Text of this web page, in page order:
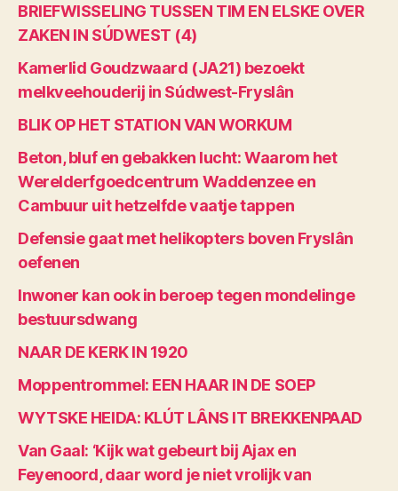
BRIEFWISSELING TUSSEN TIM EN ELSKE OVER
ZAKEN IN SÚDWEST (4)
Kamerlid Goudzwaard (JA21) bezoekt
melkveehouderij in Súdwest-Fryslân
BLIK OP HET STATION VAN WORKUM
Beton, bluf en gebakken lucht: Waarom het
Werelderfgoedcentrum Waddenzee en
Cambuur uit hetzelfde vaatje tappen
Defensie gaat met helikopters boven Fryslân
oefenen
Inwoner kan ook in beroep tegen mondelinge
bestuursdwang
NAAR DE KERK IN 1920
Moppentrommel: EEN HAAR IN DE SOEP
WYTSKE HEIDA: KLÚT LÂNS IT BREKKENPAAD
Van Gaal: ‘Kijk wat gebeurt bij Ajax en
Feyenoord, daar word je niet vrolijk van